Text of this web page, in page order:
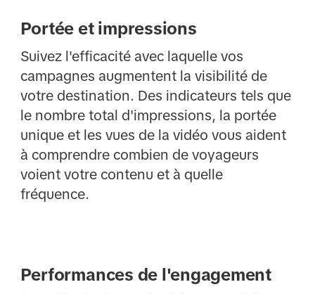
Portée et impressions
Suivez l'efficacité avec laquelle vos
campagnes augmentent la visibilité de
votre destination. Des indicateurs tels que
le nombre total d'impressions, la portée
unique et les vues de la vidéo vous aident
à comprendre combien de voyageurs
voient votre contenu et à quelle
fréquence.
Performances de l'engagement